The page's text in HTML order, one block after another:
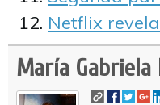
Netflix
María Gabriela